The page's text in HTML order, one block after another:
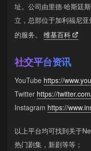
址。公司由里德·哈斯廷
立，总部位于加利福尼
的服务。 维基百科
社交平台资讯
YouTube https://
Twitter https://
Instagram https://
以上平台均可找到关于
热门剧集，新剧等等；